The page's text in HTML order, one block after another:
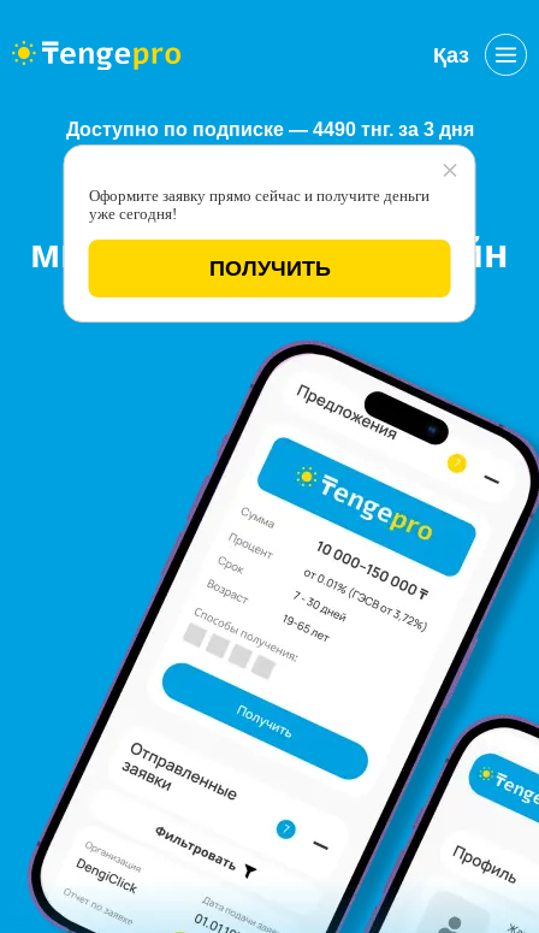
Қаз
Оформите заявку прямо сейчас и получите деньги
уже сегодня!
ПОЛУЧИТЬ
Доступно по подписке — 4490 тнг. за 3 дня
Быстрый подбор
микрокредитов онлайн